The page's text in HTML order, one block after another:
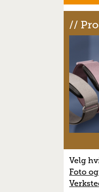
//
Velg
Foto
V